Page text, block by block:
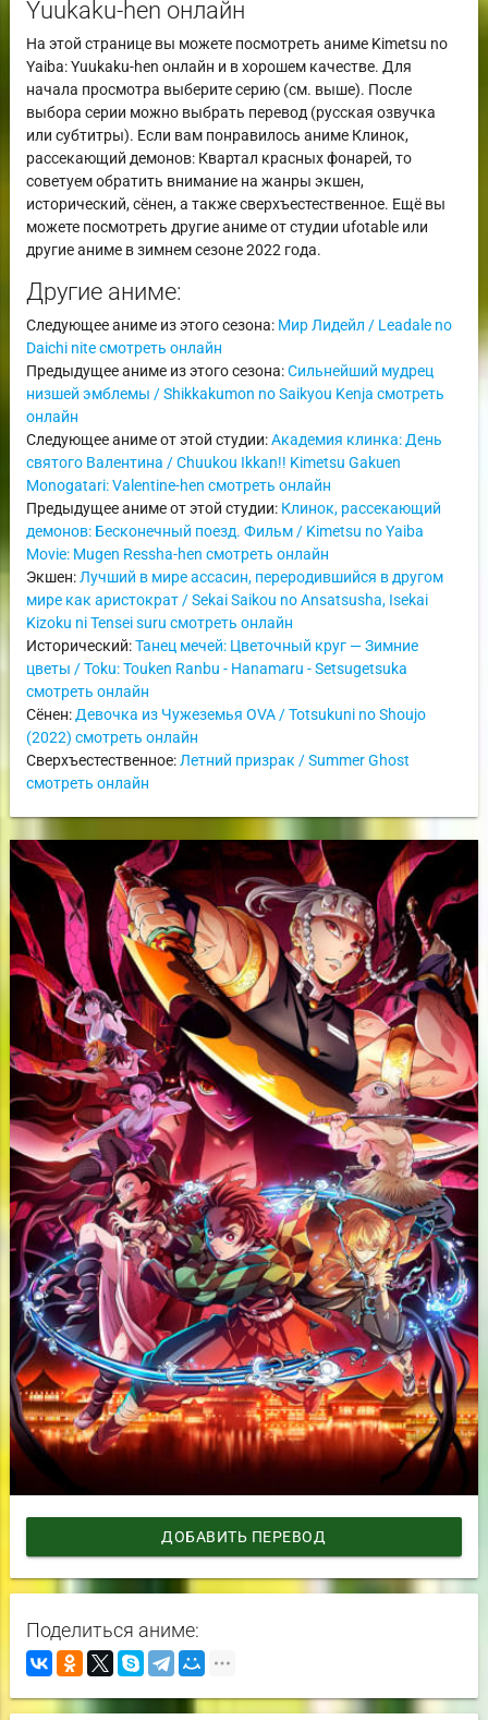
Yuukaku-hen онлайн
На этой странице вы можете посмотреть аниме Kimetsu no
Yaiba: Yuukaku-hen онлайн и в хорошем качестве. Для
начала просмотра выберите серию (см. выше). После
выбора серии можно выбрать перевод (русская озвучка
или субтитры). Если вам понравилось аниме Клинок,
рассекающий демонов: Квартал красных фонарей, то
советуем обратить внимание на жанры экшен,
исторический, сёнен, а также сверхъестественное. Ещё вы
можете посмотреть другие аниме от студии ufotable или
другие аниме в зимнем сезоне 2022 года.
Другие аниме:
Следующее аниме из этого сезона: Мир Лидейл / Leadale no
Daichi nite смотреть онлайн
Предыдущее аниме из этого сезона:Сильнейший мудрец
низшей эмблемы / Shikkakumon no Saikyou Kenja смотреть
онлайн
Следующее аниме от этой студии:Академия клинка: День
святого Валентина / Chuukou Ikkan!! Kimetsu Gakuen
Monogatari: Valentine-hen смотреть онлайн
Предыдущее аниме от этой студии: Клинок, рассекающий
демонов: Бесконечный поезд. Фильм / Kimetsu no Yaiba
Movie: Mugen Ressha-hen смотреть онлайн
Экшен: Лучший в мире ассасин, переродившийся в другом
мире как аристократ / Sekai Saikou no Ansatsusha, Isekai
Kizoku ni Tensei suru смотреть онлайн
Исторический:Танец мечей: Цветочный круг — Зимние
цветы / Toku: Touken Ranbu - Hanamaru - Setsugetsuka
смотреть онлайн
Сёнен: Девочка из Чужеземья OVA / Totsukuni no Shoujo
(2022) смотреть онлайн
Сверхъестественное: Летний призрак / Summer Ghost
смотреть онлайн
ДОБАВИТЬ ПЕРЕВОД
Поделиться аниме: